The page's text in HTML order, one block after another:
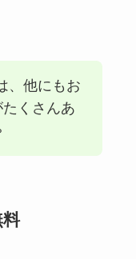
、他にもお
くさんあ